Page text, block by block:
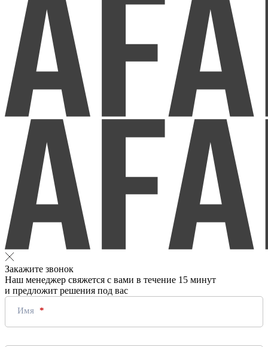
Закажите звонок
Наш менеджер свяжется с вами в течение 15 минут
и предложит решения под вас
Имя